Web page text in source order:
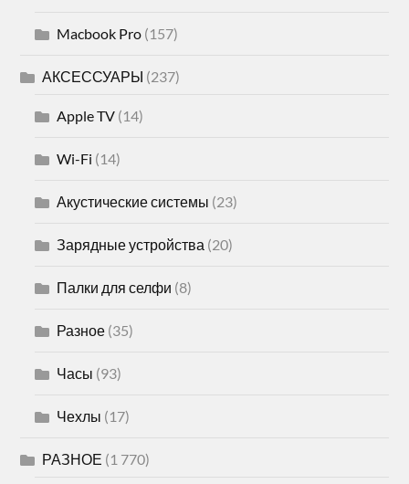
Macbook Pro (157)
АКСЕССУАРЫ (237)
Apple TV (14)
Wi-Fi (14)
Акустические системы (23)
Зарядные устройства (20)
Палки для селфи (8)
Разное (35)
Часы (93)
Чехлы (17)
РАЗНОЕ (1 770)